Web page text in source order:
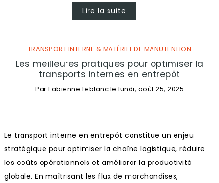
Lire la suite
TRANSPORT INTERNE & MATÉRIEL DE MANUTENTION
Les meilleures pratiques pour optimiser la
transports internes en entrepôt
Par Fabienne Leblanc le lundi, août 25, 2025
Le transport interne en entrepôt constitue un enjeu
stratégique pour optimiser la chaîne logistique, réduire
les coûts opérationnels et améliorer la productivité
globale. En maîtrisant les flux de marchandises,